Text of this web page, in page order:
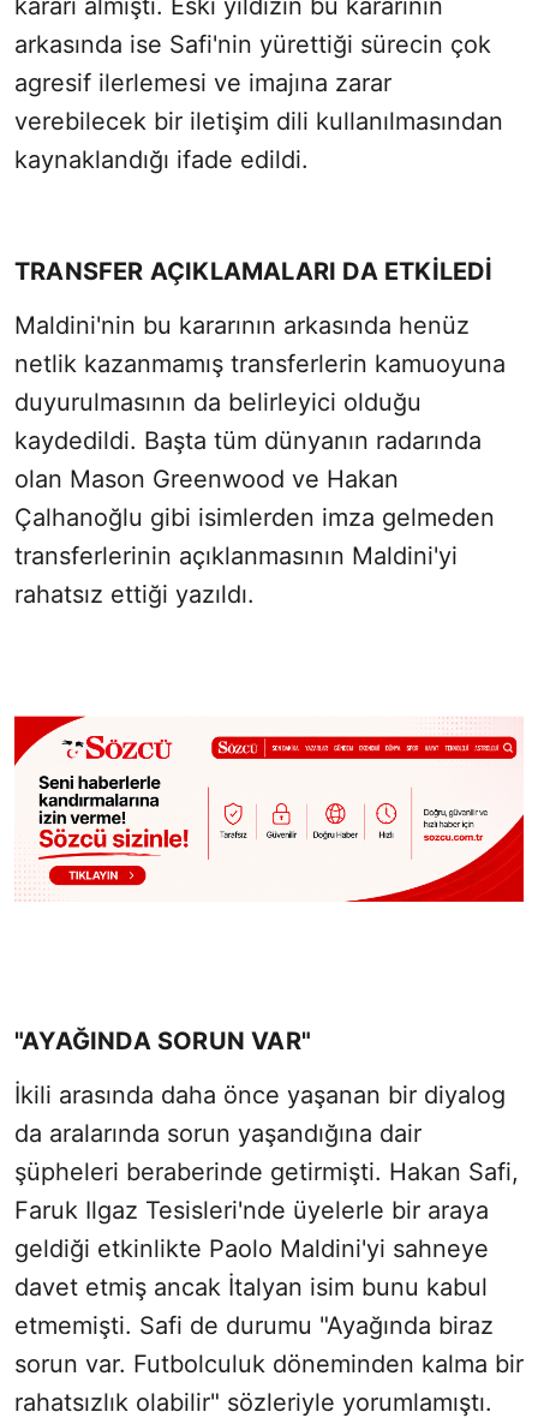
kararı almıştı. Eski yıldızın bu kararının
arkasında ise Safi'nin yürettiği sürecin çok
agresif ilerlemesi ve imajına zarar
verebilecek bir iletişim dili kullanılmasından
kaynaklandığı ifade edildi.
TRANSFER AÇIKLAMALARI DA ETKİLEDİ
Maldini'nin bu kararının arkasında henüz
netlik kazanmamış transferlerin kamuoyuna
duyurulmasının da belirleyici olduğu
kaydedildi. Başta tüm dünyanın radarında
olan Mason Greenwood ve Hakan
Çalhanoğlu gibi isimlerden imza gelmeden
transferlerinin açıklanmasının Maldini'yi
rahatsız ettiği yazıldı.
"AYAĞINDA SORUN VAR"
İkili arasında daha önce yaşanan bir diyalog
da aralarında sorun yaşandığına dair
şüpheleri beraberinde getirmişti. Hakan Safi,
Faruk Ilgaz Tesisleri'nde üyelerle bir araya
geldiği etkinlikte Paolo Maldini'yi sahneye
davet etmiş ancak İtalyan isim bunu kabul
etmemişti. Safi de durumu "Ayağında biraz
sorun var. Futbolculuk döneminden kalma bir
rahatsızlık olabilir" sözleriyle yorumlamıştı.